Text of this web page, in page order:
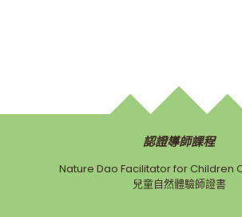
認證導師課程
Nature Dao Facilitator for Children
兒童自然體驗師證書